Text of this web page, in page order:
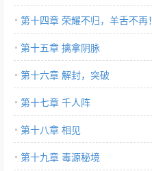
第十四章 荣耀不归，羊舌不再！
第十五章 擒拿阴脉
第十六章 解封，突破
第十七章 千人阵
第十八章 相见
第十九章 毒源秘境